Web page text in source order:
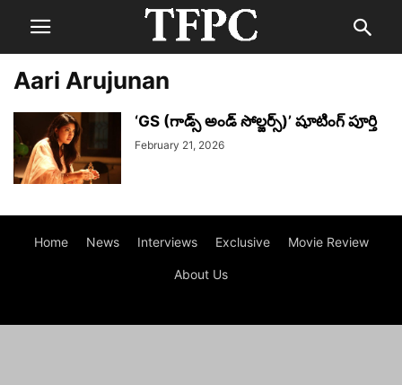
Aari Arujunan
‘GS (గాడ్స్ అండ్ సోల్జర్స్)’ షూటింగ్ పూర్తి
February 21, 2026
Home News Interviews Exclusive Movie Review
About Us